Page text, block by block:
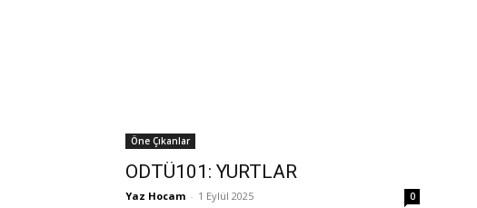
Öne Çıkanlar
ODTÜ101: YURTLAR
Yaz Hocam - 1 Eylül 2025 0